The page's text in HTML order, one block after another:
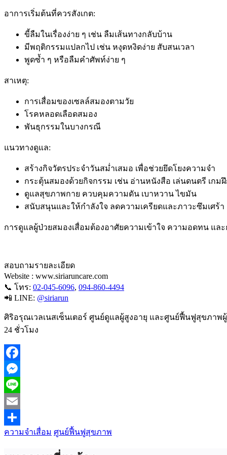
อาการเริ่มต้นที่ควรสังเกต:
ขี้ลืมในเรื่องง่าย ๆ เช่น ลืมเส้นทางกลับบ้าน
มีพฤติกรรมแปลกไป เช่น หงุดหงิดง่าย สับสนเวลา
พูดซ้ำ ๆ หรือลืมคำศัพท์ง่าย ๆ
สาเหตุ:
การเสื่อมของเซลล์สมองตามวัย
โรคหลอดเลือดสมอง
พันธุกรรมในบางกรณี
แนวทางดูแล:
สร้างกิจวัตรประจำวันสม่ำเสมอ เพื่อช่วยยึดโยงความจำ
กระตุ้นสมองด้วยกิจกรรม เช่น อ่านหนังสือ เล่นดนตรี เกม
ดูแลสุขภาพกาย ควบคุมความดัน เบาหวาน ไขมัน
สนับสนุนและให้กำลังใจ ลดความเครียดและภาวะซึมเศร้า
การดูแลผู้ป่วยสมองเสื่อมต้องอาศัยความเข้าใจ ความอดทน แล
สอบถามรายละเอียด
Website : www.siriaruncare.com
📞 โทร: 02-045-6096, 094-860-4494
📲 LINE: @siriarun
ศิริอรุณเวลเนสเซ็นเตอร์ ศูนย์ดูแลผู้สูงอายุ และศูนย์ฟื้นฟูสุขภา
24 ชั่วโมง
Facebook
Messenger
Line
Email
Share
ความจำเสื่อม ศูนย์ฟื้นฟูสุขภาพ